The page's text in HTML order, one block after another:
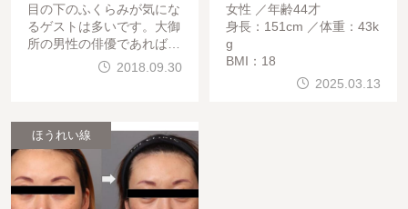
目の下のふくらみが気にな
るゲストは多いです。大御
所の男性の俳優であれば、
貫録が出てよいですが、ふ
くらみで、影クマができて
2018.09.30
女性
年齢44才
身長：151cm
体重：43k
g
BMI：18
2025.03.13
ほうれい線